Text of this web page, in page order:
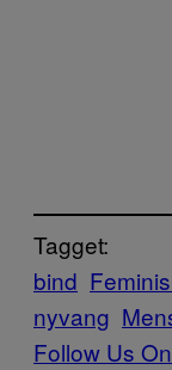
Tagget:
bind
nyvang
Follow Us